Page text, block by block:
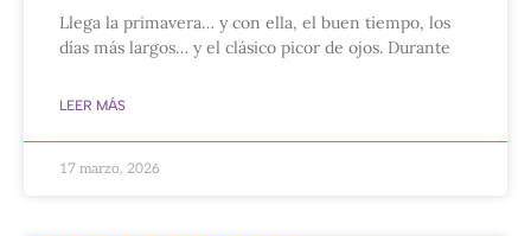
Llega la primavera… y con ella, el buen tiempo, los
días más largos… y el clásico picor de ojos. Durante
LEER MÁS
17 marzo, 2026